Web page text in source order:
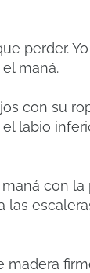
perder. Yo
maná.
con su
labio
con la
las
madera